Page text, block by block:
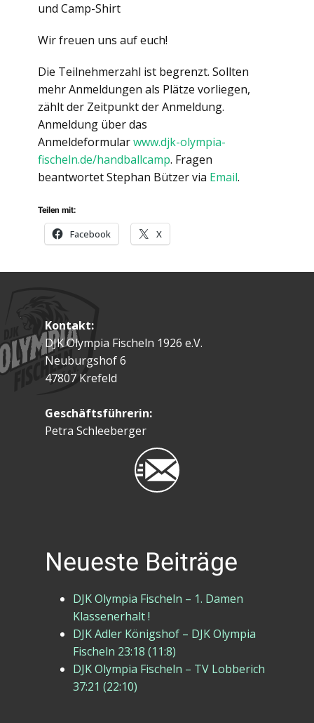
und Camp-Shirt
Wir freuen uns auf euch!
Die Teilnehmerzahl ist begrenzt. Sollten
mehr Anmeldungen als Plätze vorliegen,
zählt der Zeitpunkt der Anmeldung.
Anmeldung über das
Anmeldeformularwww.djk-olympia-
fischeln.de/handballcamp. Fragen
beantwortet Stephan Bützer via Email.
Teilen mit:
Facebook X
Kontakt:
DJK Olympia Fischeln 1926 e.V.
Neuburgshof 6
47807 Krefeld
Geschäftsführerin:
Petra Schleeberger
Neueste Beiträge
DJK Olympia Fischeln – 1. Damen
Klassenerhalt !
DJK Adler Königshof – DJK Olympia
Fischeln 23:18 (11:8)
DJK Olympia Fischeln – TV Lobberich
37:21 (22:10)